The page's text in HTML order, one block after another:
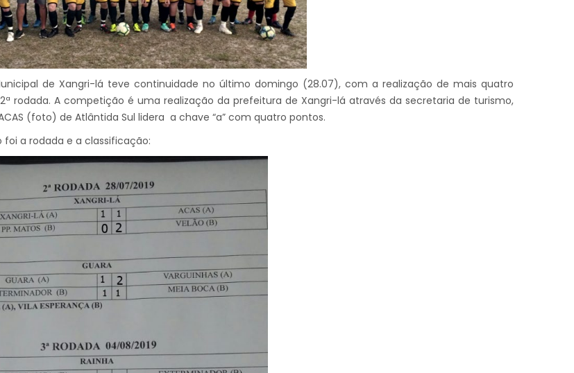
de Xangri-lá teve continuidade no último domingo (28.07), com a realização de mais quatro
rodada. A competição é uma realização da prefeitura de Xangri-lá através da secretaria de turismo,
(foto) de Atlântida Sul lidera a chave “a” com quatro pontos.
a rodada e a classificação: